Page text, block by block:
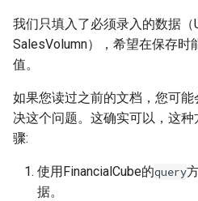
我们只填入了必须录入的数据（
SalesVolumn），希望在保存时
值。
如果您读过之前的文档，您可能
决这个问题。这确实可以，这
骤:
使用FinancialCube的query
据。